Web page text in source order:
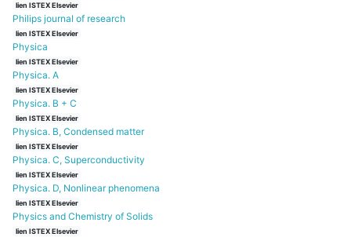
lien ISTEX Elsevier
Philips journal of research
lien ISTEX Elsevier
Physica
lien ISTEX Elsevier
Physica. A
lien ISTEX Elsevier
Physica. B + C
lien ISTEX Elsevier
Physica. B, Condensed matter
lien ISTEX Elsevier
Physica. C, Superconductivity
lien ISTEX Elsevier
Physica. D, Nonlinear phenomena
lien ISTEX Elsevier
Physics and Chemistry of Solids
lien ISTEX Elsevier